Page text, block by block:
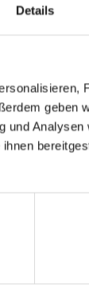
Details
geben
,Frau ,Paare,